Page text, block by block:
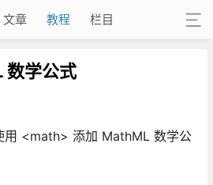
文章 教程 栏目
学公式
用 <math> 添加 MathML 数学公